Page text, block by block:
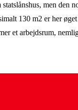
men den
130 m2 er her
et arbejdsrum,